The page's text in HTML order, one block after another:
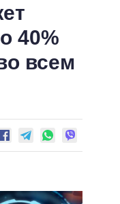
40%
всем